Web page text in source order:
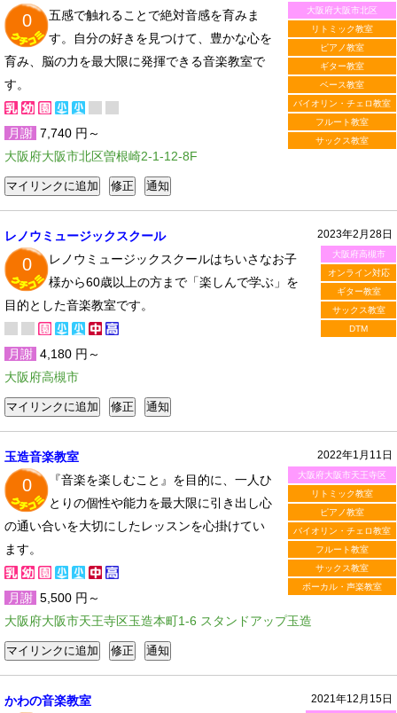
大阪府大阪市北区
リトミック教室
ピアノ教室
ギター教室
ベース教室
バイオリン・チェロ教室
フルート教室
サックス教室
0
五感で触れることで絶対音感を育みま
す。自分の好きを見つけて、豊かな心を
育み、脳の力を最大限に発揮できる音楽教室で
す。
月謝 7,740 円～
大阪府大阪市北区曽根崎2-1-12-8F
2023年2月28日
大阪府高槻市
オンライン対応
ギター教室
サックス教室
DTM
レノウミュージックスクール
0
レノウミュージックスクールはちいさなお子
様から60歳以上の方まで「楽しんで学ぶ」を
目的とした音楽教室です。
月謝 4,180 円～
大阪府高槻市
2022年1月11日
大阪府大阪市天王寺区
リトミック教室
ピアノ教室
バイオリン・チェロ教室
フルート教室
サックス教室
ボーカル・声楽教室
玉造音楽教室
0
『音楽を楽しむこと』を目的に、一人ひ
とりの個性や能力を最大限に引き出し心
の通い合いを大切にしたレッスンを心掛けてい
ます。
月謝 5,500 円～
大阪府大阪市天王寺区玉造本町1-6 スタンドアップ玉造
2021年12月15日
かわの音楽教室